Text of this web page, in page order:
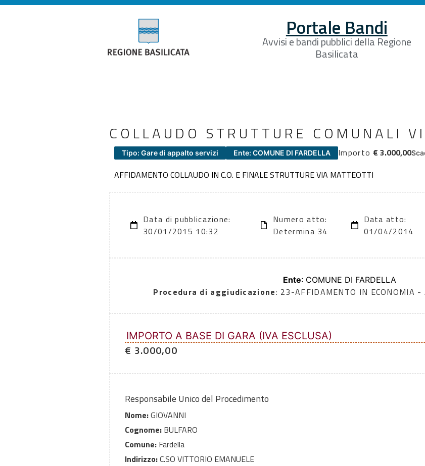
Portale Bandi
Avvisi e bandi pubblici della Regione
Basilicata
COLLAUDO STRUTTURE COMUNALI
Tipo: Gare di appalto servizi Ente: COMUNE DI FARDELLA Importo € 3.000,00
AFFIDAMENTO COLLAUDO IN C.O. E FINALE STRUTTURE VIA MATTEOTTI
Data di pubblicazione:
30/01/2015 10:32
Numero atto:
Determina 34
Data atto:
01/04/2014
Ente: COMUNE DI FARDELLA
Procedura di aggiudicazione: 23-AFFIDAMENTO IN ECONOMIA -
IMPORTO A BASE DI GARA (IVA ESCLUSA)
€ 3.000,00
Responsabile Unico del Procedimento
Nome:GIOVANNI
Cognome: BULFARO
Comune: Fardella
Indirizzo:C.SO VITTORIO EMANUELE